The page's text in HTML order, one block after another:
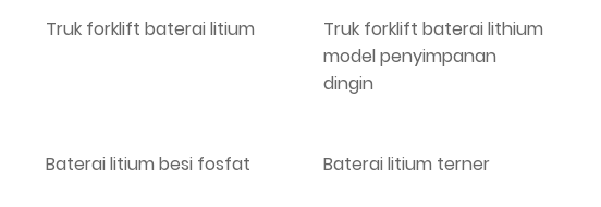
Truk forklift baterai litium
Truk forklift baterai lithium
model penyimpanan
dingin
Baterai litium besi fosfat Baterai litium terner